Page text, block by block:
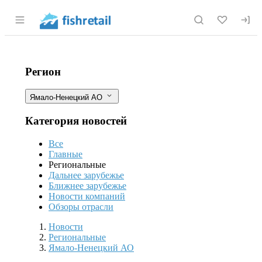
Раздел навигации по сайту fishretail.ru
Австралийские красноклешневые
Фильтры
Регион
Ямало-Ненецкий АО
Категория новостей
Все
Главные
Региональные
Дальнее зарубежье
Ближнее зарубежье
Новости компаний
Обзоры отрасли
Новости
Разделы
Новости
Региональные
Ямало-Ненецкий АО